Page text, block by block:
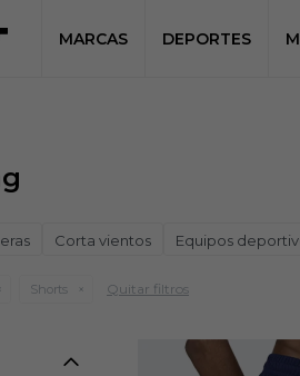
MARCAS DEPORTES
Corta vientos Equipos
Shorts Quitar filtros